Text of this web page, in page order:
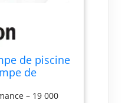
de piscine
de
de
– 19 000